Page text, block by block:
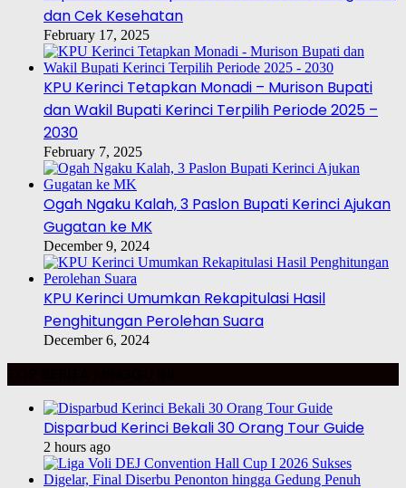
dan Cek Kesehatan
February 17, 2025
KPU Kerinci Tetapkan Monadi – Murison Bupati
dan Wakil Bupati Kerinci Terpilih Periode 2025 –
2030
February 7, 2025
Ogah Ngaku Kalah, 3 Paslon Bupati Kerinci Ajukan
Gugatan ke MK
December 9, 2024
KPU Kerinci Umumkan Rekapitulasi Hasil
Penghitungan Perolehan Suara
December 6, 2024
Disparbud Kerinci Bekali 30 Orang Tour Guide
2 hours ago